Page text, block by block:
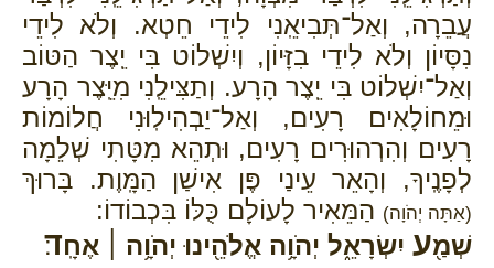
עֲבֵרָה, וְאַל־תְּבִיאֵֽנִי לִידֵי חֵטְא. וְלֹא לִידֵי
נִסָּיוֹן וְלֹא לִידֵי בִזָּיוֹן, וְיִשְׁלוֹט בִּי יֵֽצֶר הַטּוֹב
וְאַל־יִשְׁלוֹט בִּי יֵֽצֶר הָרָע. וְתַצִּילֵֽנִי מִיֵּֽצֶר הָרָע
וּמֵחוֹלָאִים רָעִים, וְאַל־יַבְהִילֽוּנִי חֲלוֹמוֹת
רָעִים וְהִרְהוּרִים רָעִים, וּתְהֵא מִטָּתִי שְׁלֵמָה
לְפָנֶֽיךָ, וְהָאֵר עֵינַי פֶּן אִישַׁן הַמָּֽוֶת. בָּרוּךְ
(אַתָּה יְהֹוָה) הַמֵּאִיר לָעוֹלָם כֻּלּוֹ בִּכְבוֹדוֹ:
שְׁמַ֖ע יִשְׂרָאֵ֑ל יְהֹוָ֥ה אֱלֹהֵ֖ינוּ יְהֹוָ֥ה ׀ אֶחָֽד